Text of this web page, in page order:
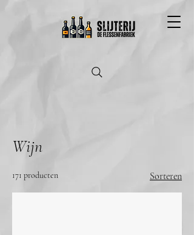
Wijn
171 producten Sorteren